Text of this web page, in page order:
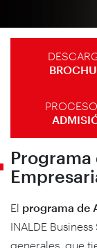
El programa de
INALDE
generales, que